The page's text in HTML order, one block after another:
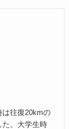
は往復20kmの
た。大学生時